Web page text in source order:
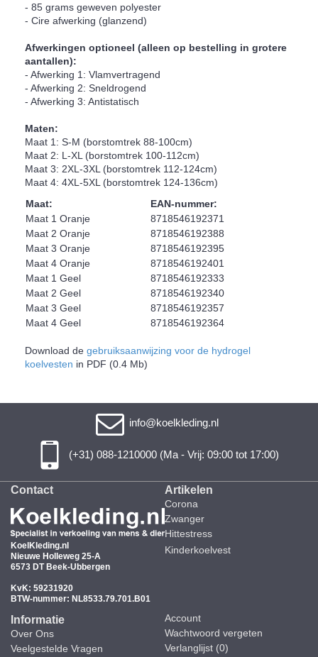
- 85 grams geweven polyester
- Cire afwerking (glanzend)
Afwerkingen optioneel (alleen op bestelling in grotere
aantallen):
- Afwerking 1: Vlamvertragend
- Afwerking 2: Sneldrogend
- Afwerking 3: Antistatisch
Maten:
Maat 1: S-M (borstomtrek 88-100cm)
Maat 2: L-XL (borstomtrek 100-112cm)
Maat 3: 2XL-3XL (borstomtrek 112-124cm)
Maat 4: 4XL-5XL (borstomtrek 124-136cm)
Maat:
EAN-nummer:
Maat 1 Oranje
8718546192371
Maat 2 Oranje
8718546192388
Maat 3 Oranje
8718546192395
Maat 4 Oranje
8718546192401
Maat 1 Geel
8718546192333
Maat 2 Geel
8718546192340
Maat 3 Geel
8718546192357
Maat 4 Geel
8718546192364
Download de gebruiksaanwijzing voor de hydrogel
koelvesten in PDF (0.4 Mb)
info@koelkleding.nl
(+31) 088-1210000 (Ma - Vrij: 09:00 tot 17:00)
Contact
KoelKleding.nl
Nieuwe Holleweg 25-A
6573 DT Beek-Ubbergen
KvK: 59231920
BTW-nummer: NL8533.79.701.B01
Artikelen
Corona
Zwanger
Hittestress
Kinderkoelvest
Informatie
Over Ons
Veelgestelde Vragen
Account
Wachtwoord vergeten
Verlanglijst (0)